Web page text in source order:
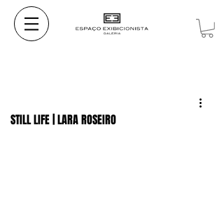
STILL LIFE | LARA ROSEIRO